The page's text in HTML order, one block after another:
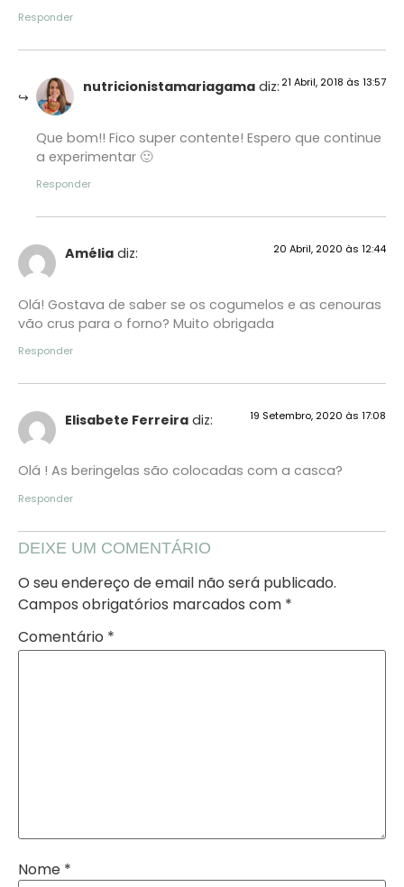
Responder
nutricionistamariagama diz: 21 Abril, 2018 às 13:57
Que bom!! Fico super contente! Espero que continue
a experimentar 🙂
Responder
Amélia diz: 20 Abril, 2020 às 12:44
Olá! Gostava de saber se os cogumelos e as cenouras
vão crus para o forno? Muito obrigada
Responder
Elisabete Ferreira diz: 19 Setembro, 2020 às 17:08
Olá ! As beringelas são colocadas com a casca?
Responder
DEIXE UM COMENTÁRIO
O seu endereço de email não será publicado.
Campos obrigatórios marcados com *
Comentário *
Nome *